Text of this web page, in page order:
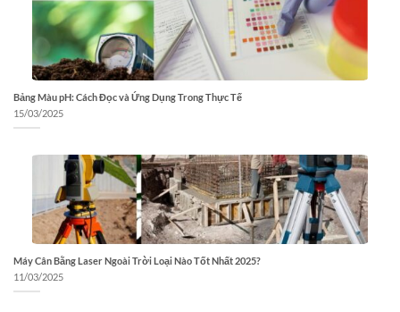
Bảng Màu pH: Cách Đọc và Ứng Dụng Trong Thực Tế
15/03/2025
Máy Cân Bằng Laser Ngoài Trời Loại Nào Tốt Nhất 2025?
11/03/2025